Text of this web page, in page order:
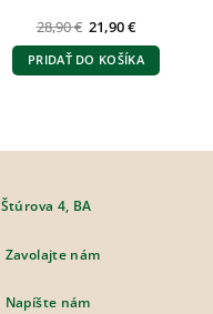
28,90€ Pôvodná
cena
bola:
28,90 €.
21,90€Aktuálna
je:
21,90 €.
PRIDAŤ DO KOŠÍKA
Štúrova 4, BA
Zavolajte nám
Napíšte nám